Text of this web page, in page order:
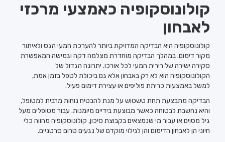
קולונוסקופיה כאמצעי מרכזי
לאבחון
קולונוסקופיה היא הבדיקה המדויקת ביותר להערכת המעי הגס ולאיתור
מקור דימום. במהלך הבדיקה מוחדרת מצלמה דקה וגמישה המאפשרת
סקירה ישירה של רירית המעי לכל אורכו. יתרונה הגדול של
הקולונוסקופיה הוא לא רק באבחון אלא גם ביכולת לטפל בזמן אמת,
למשל באמצעות כריתת פוליפים או עצירת דימום פעיל.
הבדיקה מתבצעת תחת טשטוש על מנת להבטיח נוחות מרבית למטופל,
והיא נחשבת לבטוחה כאשר מבוצעת בידיים מיומנות. עבור מטופלים מעל
גיל מסוים או עבור מי שנמצאים בקבוצת סיכון, קולונוסקופיה מהווה כלי
חיוני הן לאבחון הדימום והן לגילוי מוקדם של נגעים טרום סרטניים.